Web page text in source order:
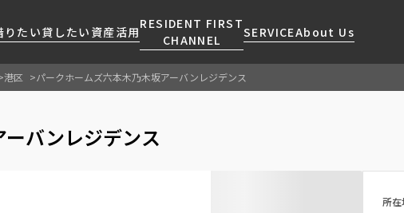
りたい貸したい 資産活用
RESIDENT FIRST
CHANNEL
SERVICEAbout Us
会社情報
人気エリアから探す
お問い合わせ
お問い合わせ
マンションレポート
会員ページ
港区 パークホームズ六本木乃木坂アーバンレジデンス
バンレジデンス
所在